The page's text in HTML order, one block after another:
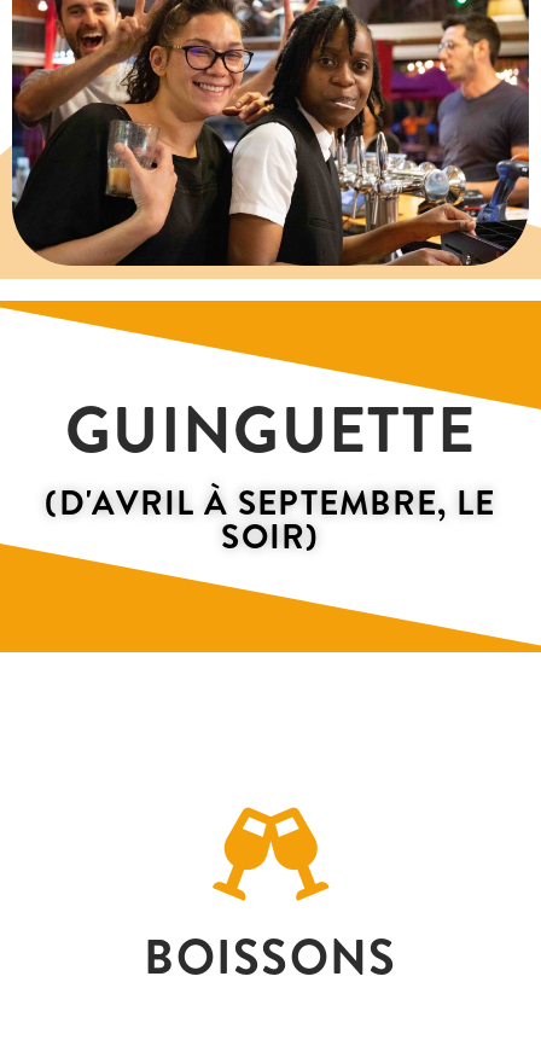
GUINGUETTE
(D'AVRIL À SEPTEMBRE, LE
SOIR)
BOISSONS